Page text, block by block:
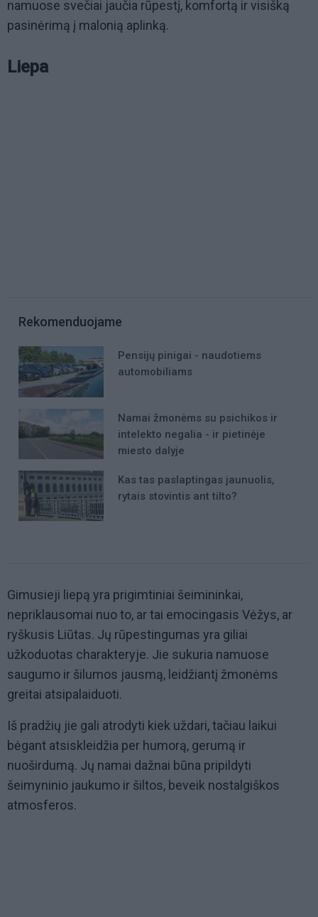
namuose svečiai jaučia rūpestį, komfortą ir visišką
pasinėrimą į malonią aplinką.
Liepa
Rekomenduojame
Pensijų pinigai - naudotiems
automobiliams
Namai žmonėms su psichikos ir
intelekto negalia - ir pietinėje
miesto dalyje
Kas tas paslaptingas jaunuolis,
rytais stovintis ant tilto?
Gimusieji liepą yra prigimtiniai šeimininkai,
nepriklausomai nuo to, ar tai emocingasis Vėžys, ar
ryškusis Liūtas. Jų rūpestingumas yra giliai
užkoduotas charakteryje. Jie sukuria namuose
saugumo ir šilumos jausmą, leidžiantį žmonėms
greitai atsipalaiduoti.
Iš pradžių jie gali atrodyti kiek uždari, tačiau laikui
bėgant atsiskleidžia per humorą, gerumą ir
nuoširdumą. Jų namai dažnai būna pripildyti
šeimyninio jaukumo ir šiltos, beveik nostalgiškos
atmosferos.